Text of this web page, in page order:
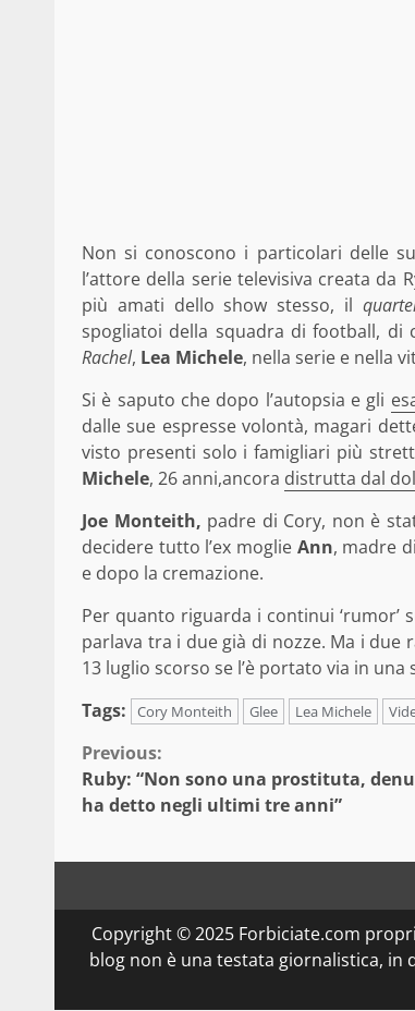
Non si conoscono i particolari delle
l’attore della serie televisiva creata da
più amati dello show stesso, il
spogliatoi della squadra di football, di
Rachel, Lea Michele, nella serie e nella
Si è saputo che dopo l’autopsia e gli
dalle sue espresse volontà, magari
visto presenti solo i famigliari più
Michele, 26 anni,ancora distrutta dal
Joe Monteith, padre di Cory, non è
decidere tutto l’ex moglie Ann, madre
e dopo la cremazione.
Per quanto riguarda i continui ‘rumor’
parlava tra i due già di nozze. Ma i
13 luglio scorso se l’è portato via in una
Tags:
Cory Monteith Glee Lea Michele
Continue
Reading
Previous:
Ruby: “Non sono una prostituta,
ha detto negli ultimi tre anni”
Copyright © 2025 Forbiciate.com
blog non è una testata giornalistica,